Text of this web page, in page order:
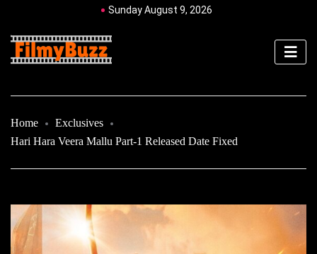
Sunday August 9, 2026
Home
Exclusives
Hari Hara Veera Mallu Part-1 Released Date Fixed